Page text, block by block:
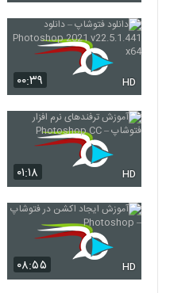
۰۰:۳۹ HD
۰۱:۱۸ HD
۰۸:۵۵ HD